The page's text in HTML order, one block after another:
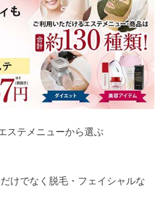
ステメニューから選ぶ
けでなく脱毛・フェイシャルな